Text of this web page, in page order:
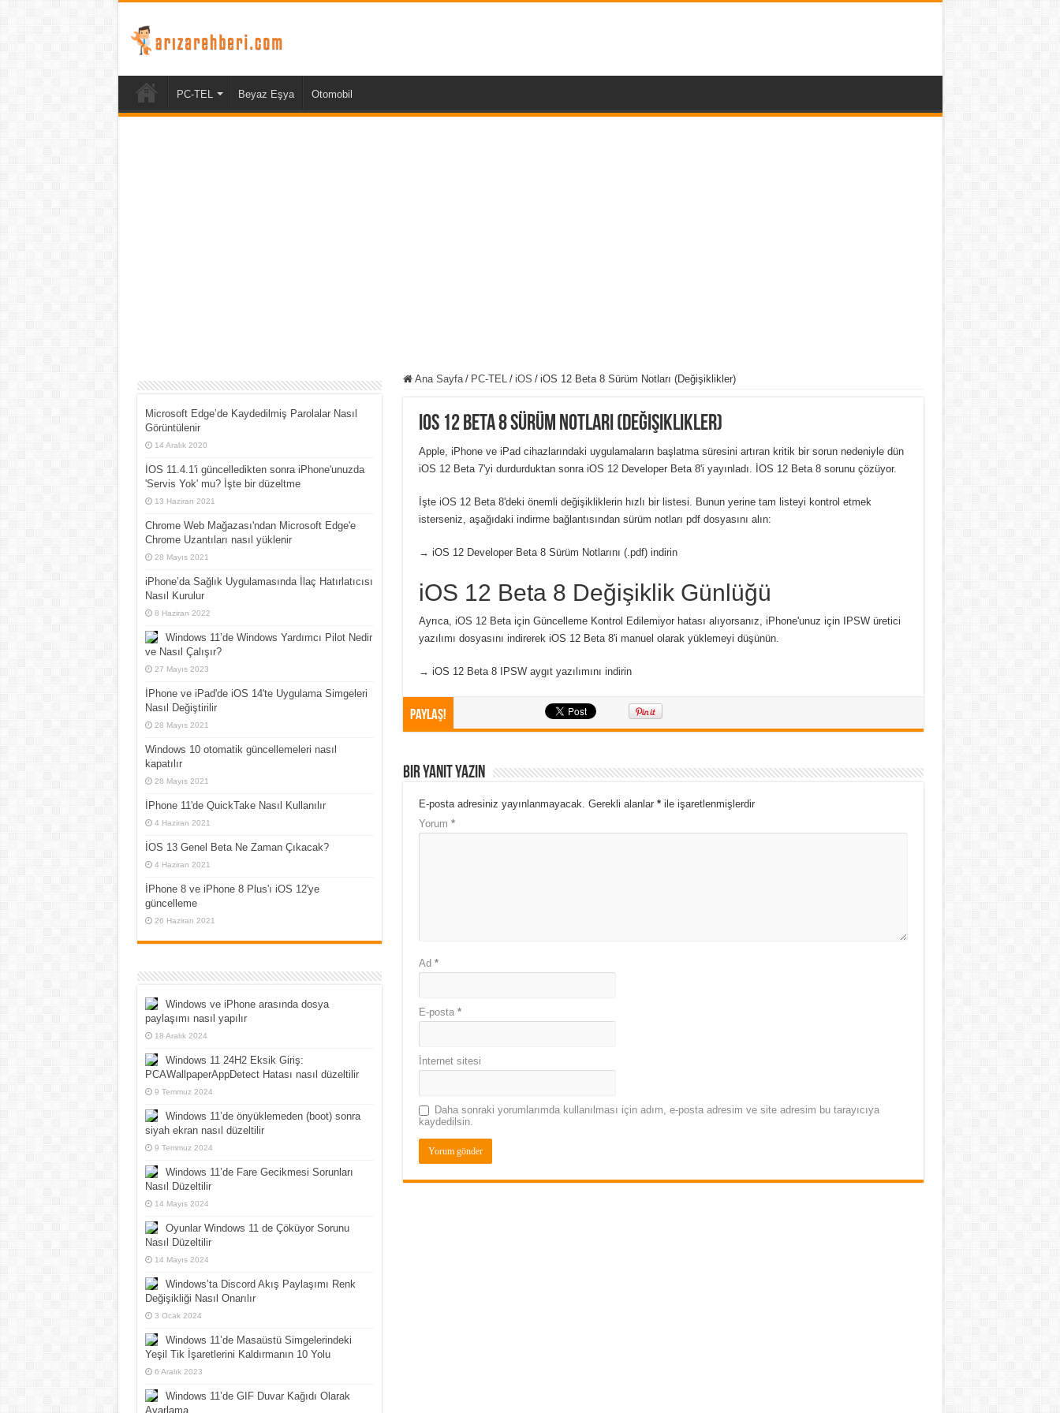
PC-TEL Beyaz Eşya Otomobil
Ana Sayfa / PC-TEL / iOS / iOS 12 Beta 8 Sürüm Notları (Değişiklikler)
iOS 12 Beta 8 Sürüm Notları (Değişiklikler)
Apple, iPhone ve iPad cihazlarındaki uygulamaların başlatma süresini artıran kritik bir sorun nedeniyle dün
iOS 12 Beta 7'yi durdurduktan sonra iOS 12 Developer Beta 8'i yayınladı. İOS 12 Beta 8 sorunu çözüyor.
İşte iOS 12 Beta 8'deki önemli değişikliklerin hızlı bir listesi. Bunun yerine tam listeyi kontrol etmek
isterseniz, aşağıdaki indirme bağlantısından sürüm notları pdf dosyasını alın:
→ iOS 12 Developer Beta 8 Sürüm Notlarını (.pdf) indirin
iOS 12 Beta 8 Değişiklik Günlüğü
Ayrıca, iOS 12 Beta için Güncelleme Kontrol Edilemiyor hatası alıyorsanız, iPhone'unuz için IPSW üretici
yazılımı dosyasını indirerek iOS 12 Beta 8'i manuel olarak yüklemeyi düşünün.
→ iOS 12 Beta 8 IPSW aygıt yazılımını indirin
Paylaş!
Bir yanıt yazın
E-posta adresiniz yayınlanmayacak. Gerekli alanlar *ile işaretlenmişlerdir
Yorum *
Ad *
E-posta *
İnternet sitesi
Daha sonraki yorumlarımda kullanılması için adım, e-posta adresim ve site adresim bu tarayıcıya
kaydedilsin.
Microsoft Edge’de Kaydedilmiş Parolalar Nasıl
Görüntülenir
14 Aralık 2020
İOS 11.4.1'i güncelledikten sonra iPhone'unuzda
'Servis Yok' mu? İşte bir düzeltme
13 Haziran 2021
Chrome Web Mağazası'ndan Microsoft Edge'e
Chrome Uzantıları nasıl yüklenir
28 Mayıs 2021
iPhone’da Sağlık Uygulamasında İlaç Hatırlatıcısı
Nasıl Kurulur
8 Haziran 2022
Windows 11’de Windows Yardımcı Pilot Nedir
ve Nasıl Çalışır?
27 Mayıs 2023
İPhone ve iPad'de iOS 14'te Uygulama Simgeleri
Nasıl Değiştirilir
28 Mayıs 2021
Windows 10 otomatik güncellemeleri nasıl
kapatılır
28 Mayıs 2021
İPhone 11'de QuickTake Nasıl Kullanılır
4 Haziran 2021
İOS 13 Genel Beta Ne Zaman Çıkacak?
4 Haziran 2021
İPhone 8 ve iPhone 8 Plus'ı iOS 12'ye
güncelleme
26 Haziran 2021
Windows ve iPhone arasında dosya
paylaşımı nasıl yapılır
18 Aralık 2024
Windows 11 24H2 Eksik Giriş:
PCAWallpaperAppDetect Hatası nasıl düzeltilir
9 Temmuz 2024
Windows 11’de önyüklemeden (boot) sonra
siyah ekran nasıl düzeltilir
9 Temmuz 2024
Windows 11’de Fare Gecikmesi Sorunları
Nasıl Düzeltilir
14 Mayıs 2024
Oyunlar Windows 11 de Çöküyor Sorunu
Nasıl Düzeltilir
14 Mayıs 2024
Windows’ta Discord Akış Paylaşımı Renk
Değişikliği Nasıl Onarılır
3 Ocak 2024
Windows 11’de Masaüstü Simgelerindeki
Yeşil Tik İşaretlerini Kaldırmanın 10 Yolu
6 Aralık 2023
Windows 11’de GIF Duvar Kağıdı Olarak
Ayarlama